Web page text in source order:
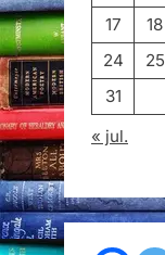
17
18
24
25
31
« jul.